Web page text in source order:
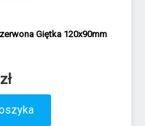
Giętka 120x90mm